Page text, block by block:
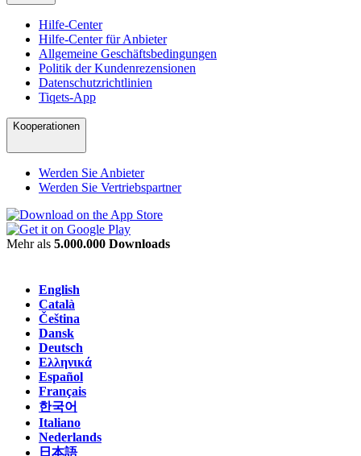
Hilfe-Center
Hilfe-Center für Anbieter
Allgemeine Geschäftsbedingungen
Politik der Kundenrezensionen
Datenschutzrichtlinien
Tiqets-App
Kooperationen
Werden Sie Anbieter
Werden Sie Vertriebspartner
Mehr als 5.000.000 Downloads
English
Català
Čeština
Dansk
Deutsch
Ελληνικά
Español
Français
한국어
Italiano
Nederlands
日本語